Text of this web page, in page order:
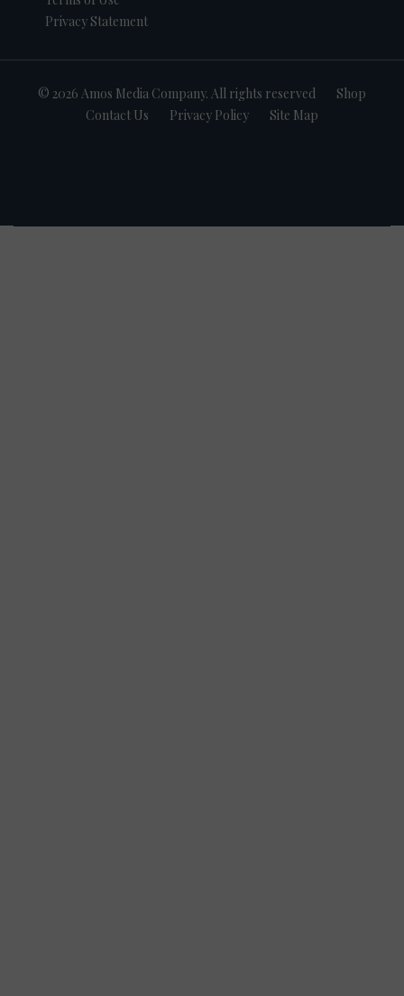
Privacy Statement
© 2026 Amos Media Company. All rights reserved
Shop
Contact Us
Privacy Policy Site Map